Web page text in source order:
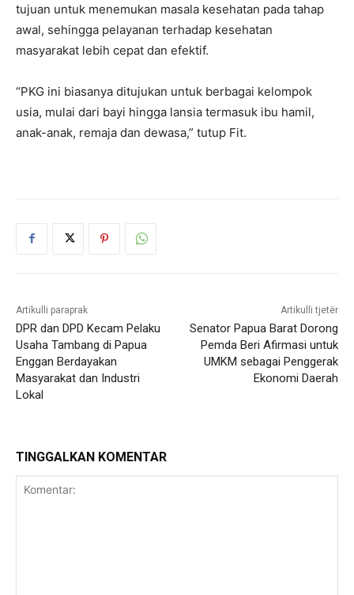
tujuan untuk menemukan masala kesehatan pada tahap
awal, sehingga pelayanan terhadap kesehatan
masyarakat lebih cepat dan efektif.
“PKG ini biasanya ditujukan untuk berbagai kelompok
usia, mulai dari bayi hingga lansia termasuk ibu hamil,
anak-anak, remaja dan dewasa,” tutup Fit.
Artikulli paraprak
DPR dan DPD Kecam Pelaku
Usaha Tambang di Papua
Enggan Berdayakan
Masyarakat dan Industri
Lokal
Artikulli tjetër
Senator Papua Barat Dorong
Pemda Beri Afirmasi untuk
UMKM sebagai Penggerak
Ekonomi Daerah
TINGGALKAN KOMENTAR